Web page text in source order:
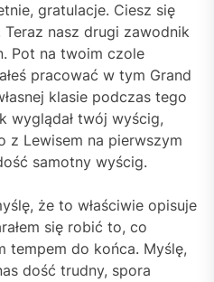
gratulacje. Ciesz się
nasz drugi zawodnik
Pot na twoim czole
pracować w tym Grand
klasie podczas tego
wyglądał twój wyścig,
z Lewisem na pierwszym
samotny wyścig.
że to właściwie opisuje
się robić to, co
tempem do końca. Myślę,
dość trudny, spora